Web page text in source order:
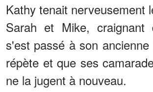
Kathy tenait nerveusement
Sarah et Mike,
s'est passé à son
répète et que ses
ne la jugent à nouveau.